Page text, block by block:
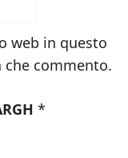
web in questo
che commento.
*